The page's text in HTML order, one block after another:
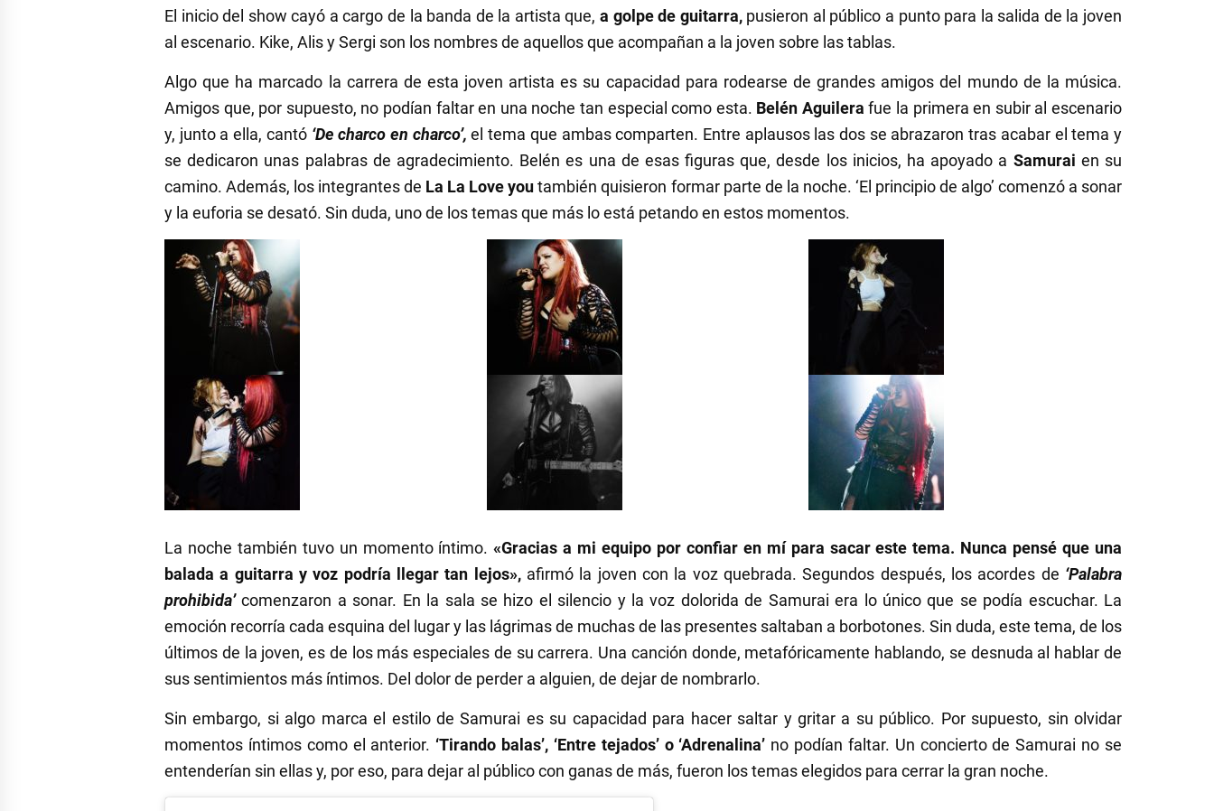
El inicio del show cayó a cargo de la banda de la artista que, a golpe de guitarra,pusieron al público a punto para la salida de la joven
al escenario. Kike, Alis y Sergi son los nombres de aquellos que acompañan a la joven sobre las tablas.
Algo que ha marcado la carrera de esta joven artista es su capacidad para rodearse de grandes amigos del mundo de la música.
Amigos que, por supuesto, no podían faltar en una noche tan especial como esta. Belén Aguilera fue la primera en subir al escenario
y, junto a ella, cantó ‘De charco en charco’, el tema que ambas comparten. Entre aplausos las dos se abrazaron tras acabar el tema y
se dedicaron unas palabras de agradecimiento. Belén es una de esas figuras que, desde los inicios, ha apoyado a Samurai en su
camino. Además, los integrantes de La La Love youtambién quisieron formar parte de la noche. ‘El principio de algo’ comenzó a sonar
y la euforia se desató. Sin duda, uno de los temas que más lo está petando en estos momentos.
La noche también tuvo un momento íntimo.«Gracias a mi equipo por confiar en mí para sacar este tema. Nunca pensé que una
balada a guitarra y voz podría llegar tan lejos»,afirmó la joven con la voz quebrada. Segundos después, los acordes de ‘Palabra
prohibida’comenzaron a sonar. En la sala se hizo el silencio y la voz dolorida de Samurai era lo único que se podía escuchar. La
emoción recorría cada esquina del lugar y las lágrimas de muchas de las presentes saltaban a borbotones. Sin duda, este tema, de los
últimos de la joven, es de los más especiales de su carrera. Una canción donde, metafóricamente hablando, se desnuda al hablar de
sus sentimientos más íntimos. Del dolor de perder a alguien, de dejar de nombrarlo.
Sin embargo, si algo marca el estilo de Samurai es su capacidad para hacer saltar y gritar a su público. Por supuesto, sin olvidar
momentos íntimos como el anterior. ‘Tirando balas’, ‘Entre tejados’ o ‘Adrenalina’ no podían faltar. Un concierto de Samurai no se
entenderían sin ellas y, por eso, para dejar al público con ganas de más, fueron los temas elegidos para cerrar la gran noche.